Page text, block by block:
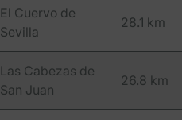
El Cuervo de
Sevilla
28.1 km
Las Cabezas de
San Juan
26.8 km